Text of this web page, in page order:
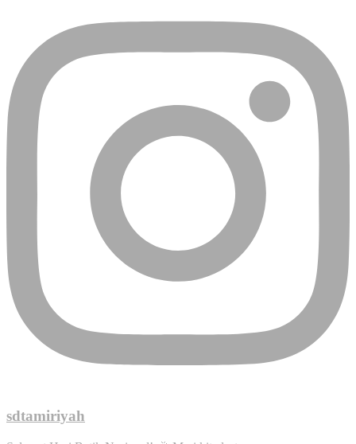
sdtamiriyah